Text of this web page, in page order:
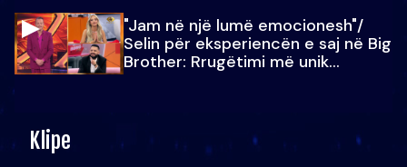
"Jam në një lumë emocionesh"/
Selin për eksperiencën e saj në Big
Brother: Rrugëtimi më unik…
Klipe